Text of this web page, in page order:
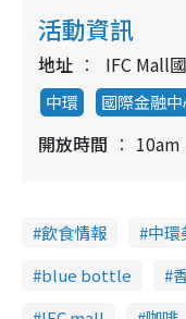
活動資訊
地址 IFC Mall
中環 國際金融
開放時間
飲食情報 中環
blue bottle